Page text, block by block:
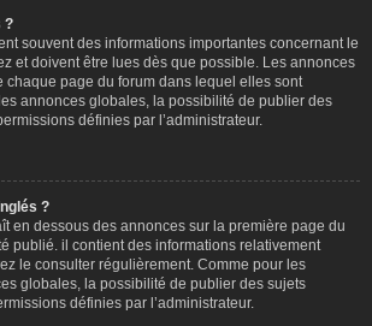
?
souvent des informations importantes concernant le
et doivent être lues dès que possible. Les annonces
chaque page du forum dans lequel elles sont
annonces globales, la possibilité de publier des
définies par l’administrateur.
?
en dessous des annonces sur la première page du
publié. il contient des informations relativement
le consulter régulièrement. Comme pour les
globales, la possibilité de publier des sujets
définies par l’administrateur.